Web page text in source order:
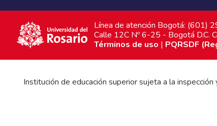
Línea de atención Bogotá: (601)
Calle 12C Nº 6-25 - Bogotá D.C.
Términos de uso | PQRSDF
Institución de educación superior sujeta a la